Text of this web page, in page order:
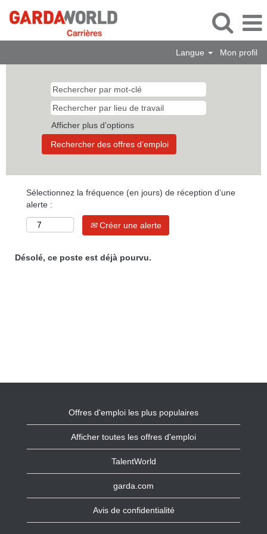
Langue Mon profil
Afficher plus d’options
Sélectionnez la fréquence (en jours) de réception d’une
alerte :
Créer une alerte
Désolé, ce poste est déjà pourvu.
Offres d'emploi les plus populaires
Afficher toutes les offres d'emploi
TalentWorld
garda.com
Avis de confidentialité